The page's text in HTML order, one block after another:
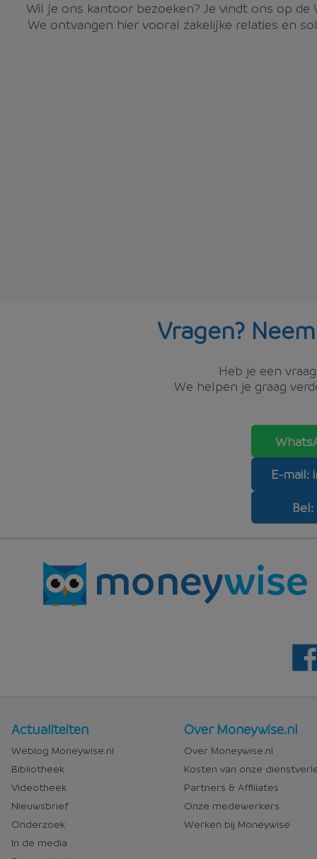
Wil je ons kantoor bezoeken? Je vindt ons op
We ontvangen hier vooral zakelijke relaties en
Vragen?
Heb je een
We helpen je graag
E-mail:
Nieuws
en
media
Actualiteiten
Weblog Moneywise.nl
Bibliotheek
Videotheek
Nieuwsbrief
Onderzoek
In de media
Over
Moneywise
Over Moneywise.nl
Over Moneywise.nl
Kosten van onze
Partners & Affiliates
Onze medewerkers
Werken bij Moneywise